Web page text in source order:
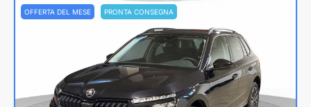
OFFERTA DEL MESE PRONTA CONSEGNA